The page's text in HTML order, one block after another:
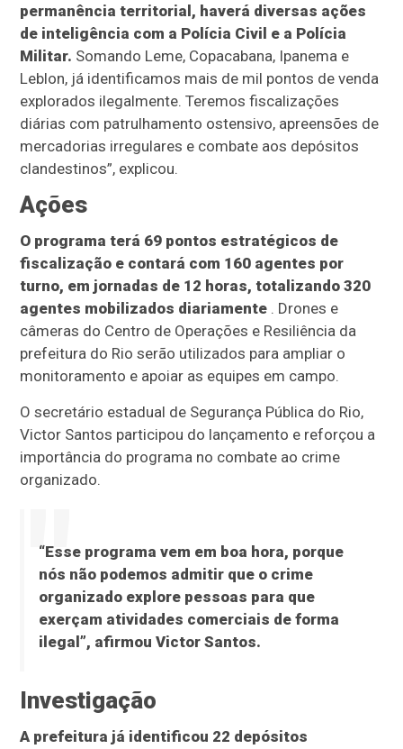
permanência territorial, haverá diversas ações
de inteligência com a Polícia Civil e a Polícia
Militar. Somando Leme, Copacabana, Ipanema e
Leblon, já identificamos mais de mil pontos de venda
explorados ilegalmente. Teremos fiscalizações
diárias com patrulhamento ostensivo, apreensões de
mercadorias irregulares e combate aos depósitos
clandestinos”, explicou.
Ações
O programa terá 69 pontos estratégicos de
fiscalização e contará com 160 agentes por
turno, em jornadas de 12 horas, totalizando 320
agentes mobilizados diariamente . Drones e
câmeras do Centro de Operações e Resiliência da
prefeitura do Rio serão utilizados para ampliar o
monitoramento e apoiar as equipes em campo.
O secretário estadual de Segurança Pública do Rio,
Victor Santos participou do lançamento e reforçou a
importância do programa no combate ao crime
organizado.
“Esse programa vem em boa hora, porque
nós não podemos admitir que o crime
organizado explore pessoas para que
exerçam atividades comerciais de forma
ilegal”, afirmou Victor Santos.
Investigação
A prefeitura já identificou 22 depósitos